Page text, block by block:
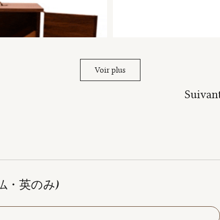
Voir plus
・英のみ)